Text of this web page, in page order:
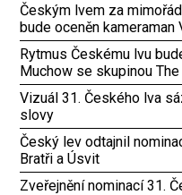
Českým lvem za
bude oceněn kameraman
Rytmus Českému lvu
Muchow se skupinou
Vizuál 31. Českého lva
slovy
Český lev odtajnil
Bratři a Úsvit
Zveřejnění nominací 31.